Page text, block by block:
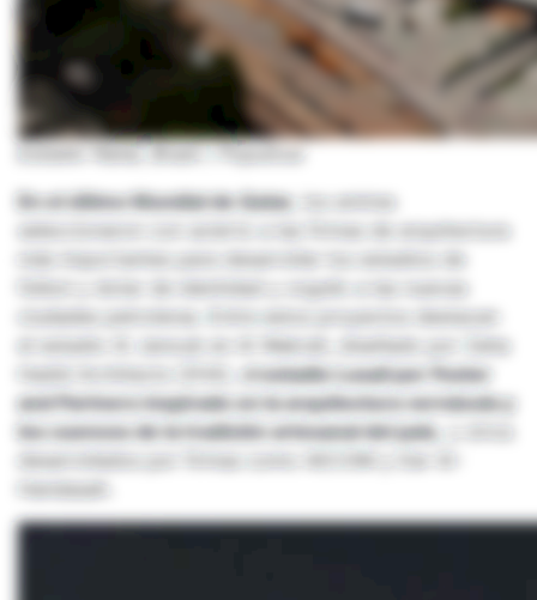
Estadio Natal, Brasil / Populous
En el último Mundial de Qatar,
los emires
seleccionaron con acierto a las firmas de arquitectura
más importantes para desarrollar los estadios de
fútbol y dotar de identidad y orgullo a las nuevas
ciudades petroleras. Entre estos proyectos destacan
el estadio Al Janoub en Al Wakrah, diseñado por Zaha
Hadid Architects (ZHA), el estadio Lusail por Foster
and Partnersinspirado en la arquitectura vernácula y
los cuencos de la tradición artesanal del país
desarrollados por firmas como AECOM y Dar Al-
Handasah.